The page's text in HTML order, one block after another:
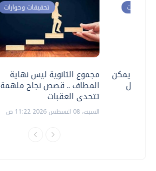
تحقيقات وحوارات
مجموع الثانوية ليس نهاية
المطاف .. قصص نجاح ملهمة
تتحدى العقبات
السبت، 08 اغسطس 2026 11:22 ص
وحوارات
.. هل يمكن
نتعامل